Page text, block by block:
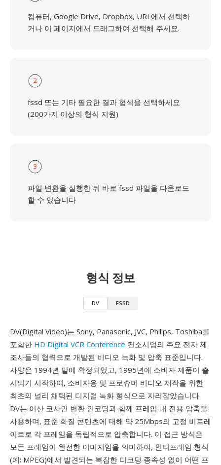
컴퓨터, Google Drive, Dropbox, URL에서 선택하
거나 이 페이지에서 드래그하여 선택해 주세요.
2
fssd 또는 기타 필요한 결과 형식을 선택하세요
(200가지 이상의 형식 지원)
3
파일 변환을 실행한 뒤 바로 fssd 파일을 다운로드
할 수 있습니다
형식 정보
DV FSSD
DV(Digital Video)는 Sony, Panasonic, JVC, Philips, Toshiba를
포함한 HD Digital VCR Conference 컨소시엄의 주요 전자 제
조사들의 협력으로 개발된 비디오 녹화 및 압축 표준입니다.
사양은 1994년 말에 확정되었고, 1995년에 소비자 제품이 출
시되기 시작하여, 소비자용 및 프로슈머 비디오 제작을 위한
최초의 널리 채택된 디지털 녹화 형식으로 자리잡았습니다.
DV는 이산 코사인 변환 인코딩과 함께 프레임 내 전용 압축을
사용하며, 표준 화질 콘텐츠에 대해 약 25Mbps의 고정 비트레
이트로 각 프레임을 독립적으로 압축합니다. 이 접근 방식은
모든 프레임이 완전한 이미지임을 의미하여, 인터프레임 형식
(예: MPEG)에서 발견되는 복잡한 디코딩 종속성 없이 어떤 프